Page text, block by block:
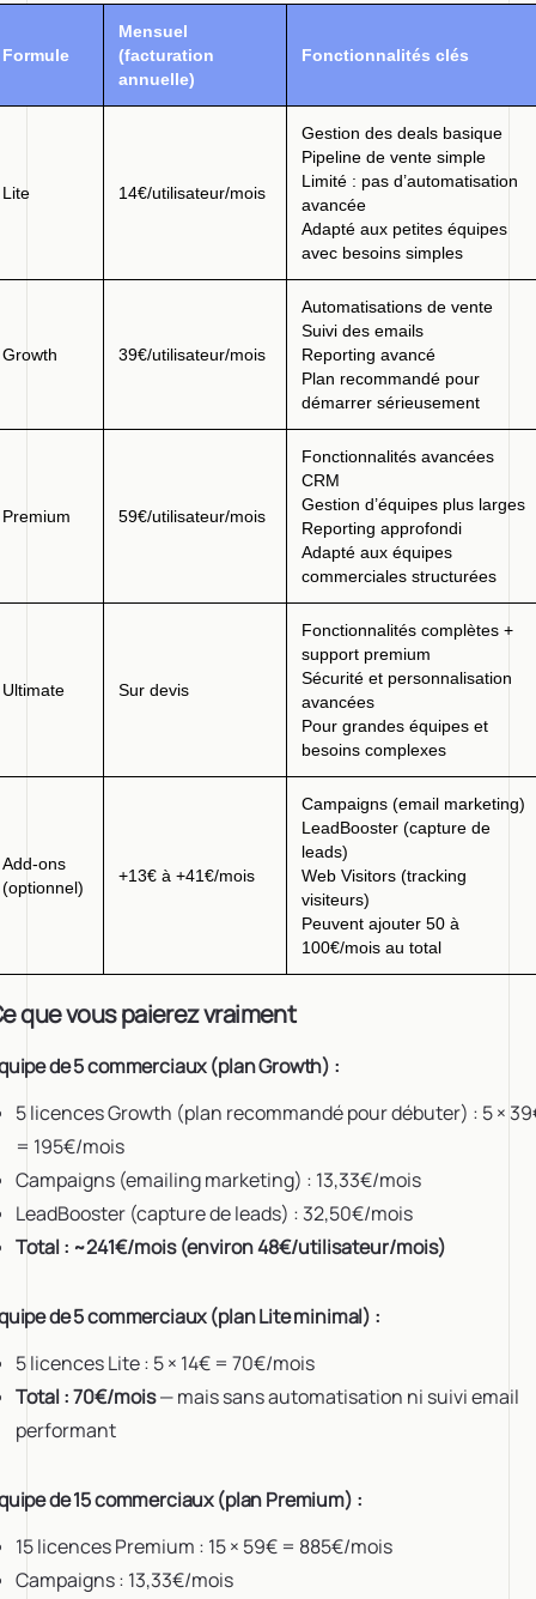
Formule
Mensuel
(facturation
annuelle)
Fonctionnalités clés
Lite 14€/utilisateur/mois
Gestion des deals basique
Pipeline de vente simple
Limité : pas d’automatisation
avancée
Adapté aux petites équipes
avec besoins simples
Growth 39€/utilisateur/mois
Automatisations de vente
Suivi des emails
Reporting avancé
Plan recommandé pour
démarrer sérieusement
Premium 59€/utilisateur/mois
Fonctionnalités avancées
CRM
Gestion d’équipes plus larges
Reporting approfondi
Adapté aux équipes
commerciales structurées
Ultimate Sur devis
Fonctionnalités complètes +
support premium
Sécurité et personnalisation
avancées
Pour grandes équipes et
besoins complexes
Add-ons
(optionnel)
+13€ à +41€/mois
Campaigns (email marketing)
LeadBooster (capture de
leads)
Web Visitors (tracking
visiteurs)
Peuvent ajouter 50 à
100€/mois au total
que vous paierez vraiment
de 5 commerciaux (plan Growth) :
5 licences Growth (plan recommandé pour débuter) : 5 ×
= 195€/mois
Campaigns (emailing marketing) : 13,33€/mois
LeadBooster (capture de leads) : 32,50€/mois
Total : ~241€/mois (environ 48€/utilisateur/mois)
de 5 commerciaux (plan Lite minimal) :
5 licences Lite : 5 × 14€ = 70€/mois
Total : 70€/mois— mais sans automatisation ni suivi email
performant
de 15 commerciaux (plan Premium) :
15 licences Premium : 15 × 59€ = 885€/mois
Campaigns : 13,33€/mois